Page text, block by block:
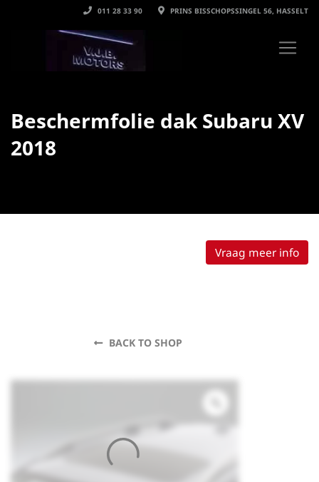
011 28 33 90 PRINS BISSCHOPSSINGEL 56, HASSELT
Beschermfolie dak Subaru XV
2018
Vraag meer info
BACK TO SHOP